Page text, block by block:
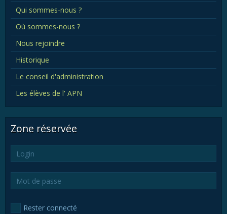
Qui sommes-nous ?
Où sommes-nous ?
Nous rejoindre
Historique
Le conseil d'administration
Les élèves de l' APN
Zone réservée
Rester connecté